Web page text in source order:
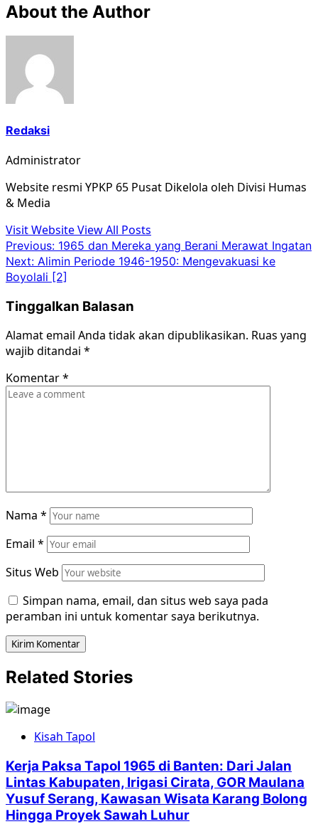
About the Author
Redaksi
Administrator
Website resmi YPKP 65 Pusat Dikelola oleh Divisi Humas
& Media
Visit WebsiteView All Posts
Post
navigation
Previous: 1965 dan Mereka yang Berani Merawat Ingatan
Next: Alimin Periode 1946-1950: Mengevakuasi ke
Boyolali [2]
Tinggalkan Balasan
Alamat email Anda tidak akan dipublikasikan. Ruas yang
wajib ditandai *
Komentar*
Nama *
Email *
Situs Web
Simpan nama, email, dan situs web saya pada
peramban ini untuk komentar saya berikutnya.
Related Stories
Kisah Tapol
Kerja Paksa Tapol 1965 di Banten: Dari Jalan
Lintas Kabupaten, Irigasi Cirata, GOR Maulana
Yusuf Serang, Kawasan Wisata Karang Bolong
Hingga Proyek Sawah Luhur